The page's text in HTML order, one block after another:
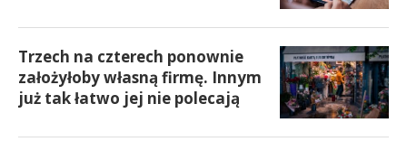
Trzech na czterech ponownie
założyłoby własną firmę. Innym
już tak łatwo jej nie polecają